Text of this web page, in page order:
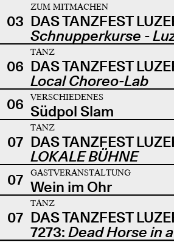
03
ZUM MITMACHEN
DAS TANZFEST
Schnupperkurse -
06
TANZ
DAS TANZFEST
Local Choreo-Lab
06
VERSCHIEDENES
Südpol Slam
07
TANZ
DAS TANZFEST
LOKALE BÜHNE
07
GASTVERANSTALTUNG
Wein im Ohr
07
TANZ
DAS TANZFEST
7273: Dead Horse in